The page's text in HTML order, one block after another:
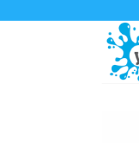
atla